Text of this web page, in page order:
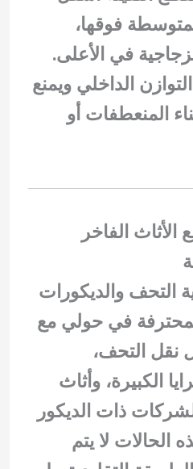
فوقها،
في الأعلى.
الداخلي ويمنع
المنعطفات أو
الأثاث الفاخر
التحف والديكورات
في حولي مع
نقل التحف،
الكبيرة، وأثاث
ذات الديكور
الحالات لا يتم